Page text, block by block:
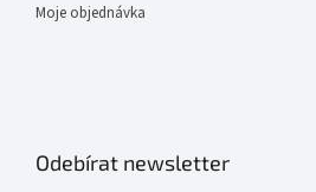
Moje objednávka
Odebírat newsletter